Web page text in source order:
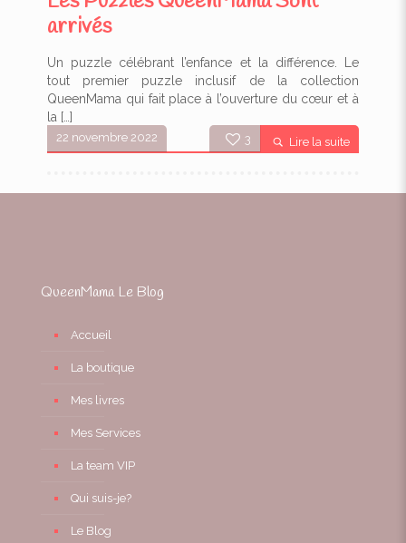
22 novembre 2022
arrivés
Un puzzle célébrant l’enfance et la différence. Le
tout premier puzzle inclusif de la collection
QueenMama qui fait place à l’ouverture du cœur et à
la […]
3 Lire la suite
QueenMama Le Blog
Accueil
La boutique
Mes livres
Mes Services
La team VIP
Qui suis-je?
Le Blog